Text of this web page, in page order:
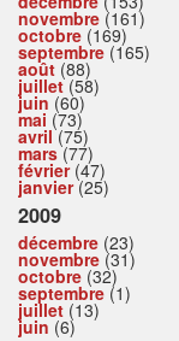
novembre (161)
octobre (169)
septembre (165)
août (88)
juillet(58)
juin (60)
mai (73)
avril(75)
mars(77)
février(47)
janvier(25)
2009
décembre (23)
novembre (31)
octobre (32)
septembre (1)
juillet (13)
juin (6)